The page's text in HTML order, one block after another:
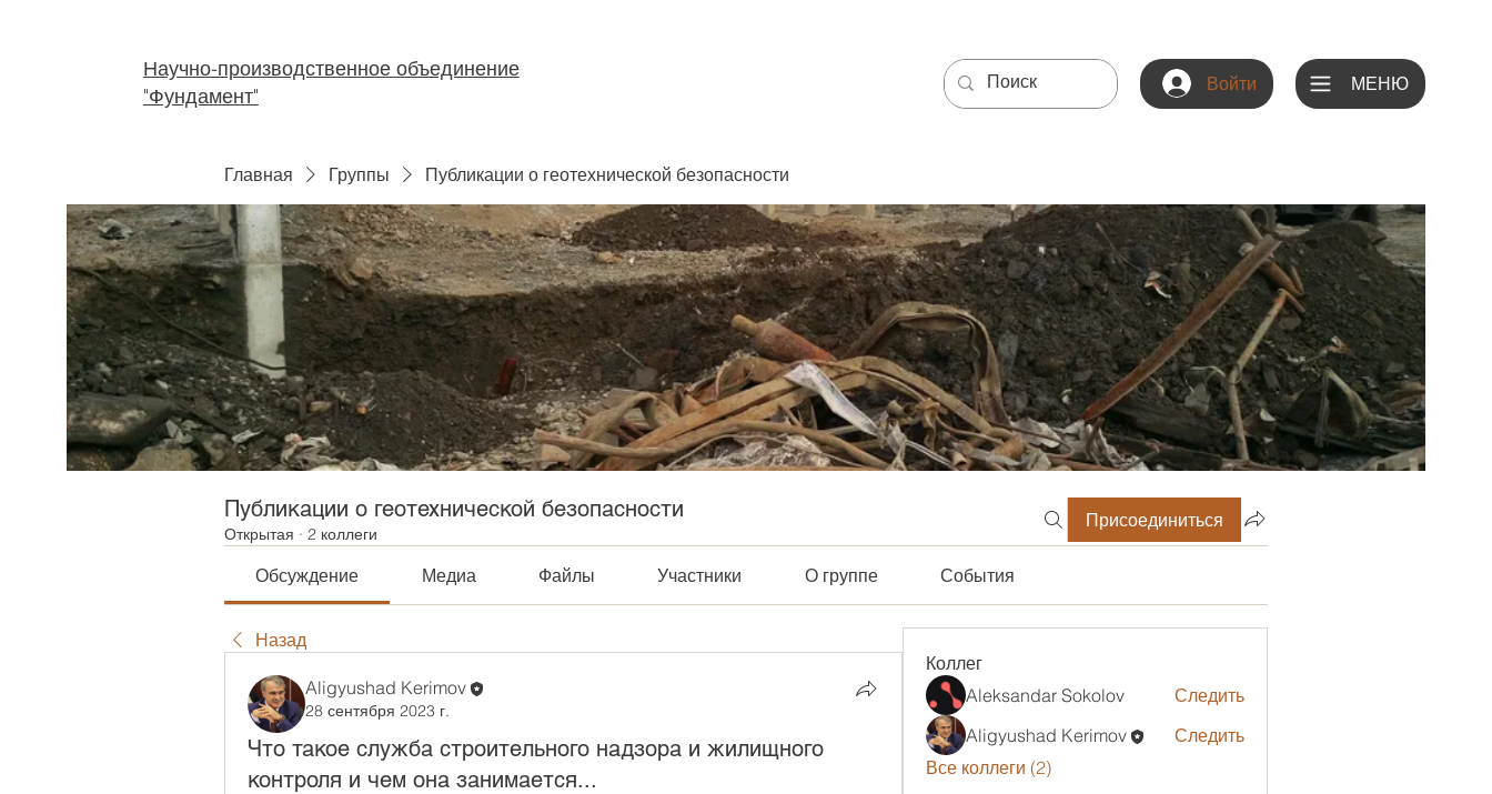
МЕНЮ
Войти
Научно-производственное объединение
"Фундамент"
Главная Группы Публикации о геотехнической безопасности
Публикации о геотехнической безопасности
Открытая · 2 коллеги
Присоединиться
Обсуждение Медиа Файлы Участники О группе События
Назад
Aligyushad Kerimov
28 сентября 2023 г.
Что такое служба строительного надзора и жилищного
контроля и чем она занимается...
Коллег
Aleksandar Sokolov
Следить
Aligyushad Kerimov
Следить
Все коллеги (2)